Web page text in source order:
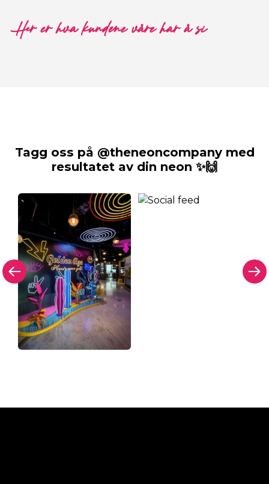
Her er hva kundene våre har å si
Tagg oss på @theneoncompany med
resultatet av din neon ✨🙌